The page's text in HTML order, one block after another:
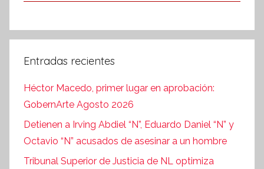
Entradas recientes
Héctor Macedo, primer lugar en aprobación:
GobernArte Agosto 2026
Detienen a Irving Abdiel “N”, Eduardo Daniel “N” y
Octavio “N” acusados de asesinar a un hombre
Tribunal Superior de Justicia de NL optimiza